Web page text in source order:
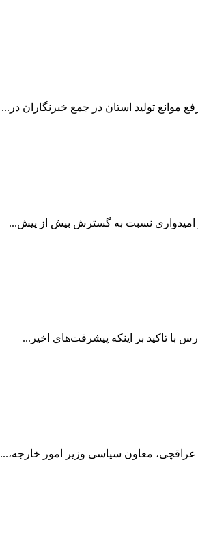
تولید استان در جمع خبرنگاران در...
امیدواری نسبت به گسترش بیش از پیش...
با تاکید بر اینکه پیشرفت‌های اخیر...
عراقچی، معاون سیاسی وزیر امور خارجه،...